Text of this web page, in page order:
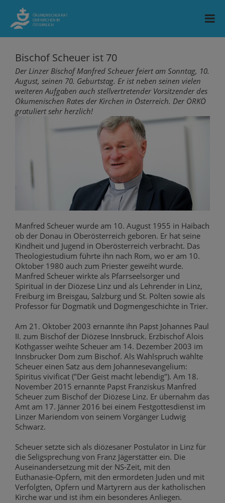
Bischof Scheuer ist 70
Der Linzer Bischof Manfred Scheuer feiert am Sonntag, 10.
August, seinen 70. Geburtstag. Er ist neben seinen vielen
weiteren Aufgaben auch stellvertretender Vorsitzender des
Ökumenischen Rates der Kirchen in Österreich. Der ÖRKÖ
gratuliert sehr herzlich!
Manfred Scheuer wurde am 10. August 1955 in Haibach
ob der Donau in Oberösterreich geboren. Er hat seine
Kindheit und Jugend in Oberösterreich verbracht. Das
Theologiestudium führte ihn nach Rom, wo er am 10.
Oktober 1980 auch zum Priester geweiht wurde.
Manfred Scheuer wirkte als Pfarrseelsorger und
Spiritual in der Diözese Linz und als Lehrender in Linz,
Freiburg im Breisgau, Salzburg und St. Pölten sowie als
Professor für Dogmatik und Dogmengeschichte in Trier.
Am 21. Oktober 2003 ernannte ihn Papst Johannes Paul
II. zum Bischof der Diözese Innsbruck. Erzbischof Alois
Kothgasser weihte Scheuer am 14. Dezember 2003 im
Innsbrucker Dom zum Bischof. Als Wahlspruch wählte
Scheuer einen Satz aus dem Johannesevangelium:
Spiritus vivificat ("Der Geist macht lebendig"). Am 18.
November 2015 ernannte Papst Franziskus Manfred
Scheuer zum Bischof der Diözese Linz. Er übernahm das
Amt am 17. Jänner 2016 bei einem Festgottesdienst im
Linzer Mariendom von seinem Vorgänger Ludwig
Schwarz.
Scheuer setzte sich als diözesaner Postulator in Linz für
die Seligsprechung von Franz Jägerstätter ein. Die
Auseinandersetzung mit der NS-Zeit, mit den
Euthanasie-Opfern, mit den ermordeten Juden und mit
Verfolgten, Opfern und Märtyrern aus der katholischen
Kirche war und ist ihm ein besonderes Anliegen.